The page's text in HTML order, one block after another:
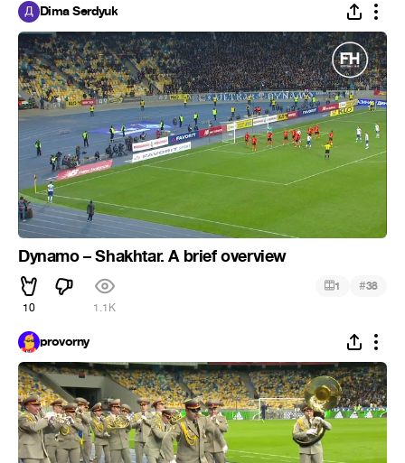
Dima Serdyuk
Dynamo – Shakhtar. A brief overview
10 1.1K
1 #38
provorny